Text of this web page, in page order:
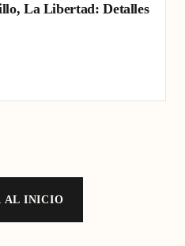
La Libertad: Detalles
AL INICIO